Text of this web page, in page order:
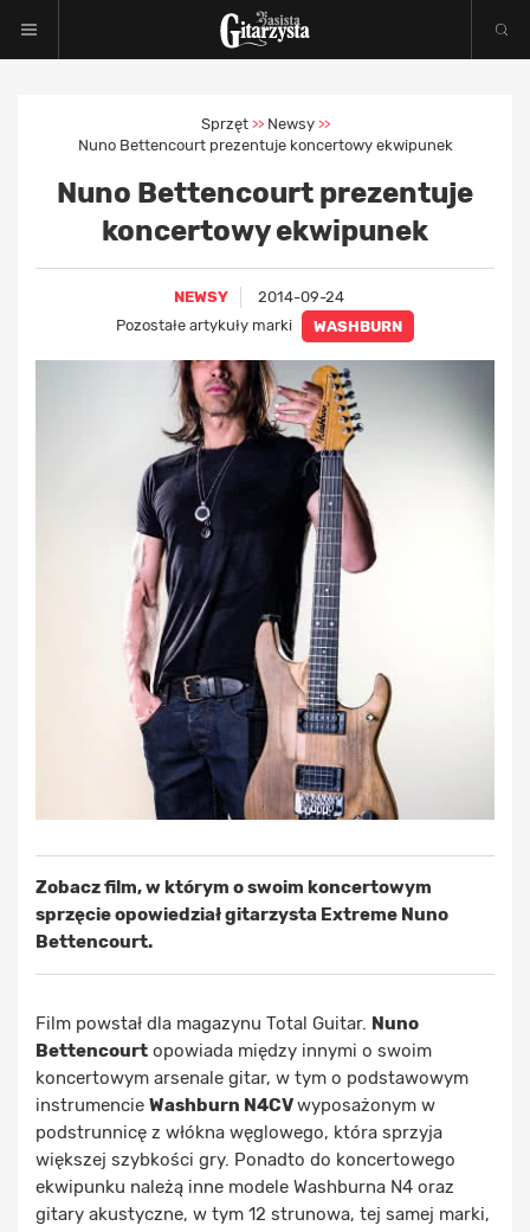
Sprzęt >> Newsy >>
Nuno Bettencourt prezentuje koncertowy ekwipunek
Nuno Bettencourt prezentuje
koncertowy ekwipunek
NEWSY
2014-09-24
Pozostałe artykuły marki
WASHBURN
Zobacz film, w którym o swoim koncertowym
sprzęcie opowiedział gitarzysta Extreme Nuno
Bettencourt.
Film powstał dla magazynu Total Guitar. Nuno
Bettencourt opowiada między innymi o swoim
koncertowym arsenale gitar, w tym o podstawowym
instrumencie Washburn N4CVwyposażonym w
podstrunnicę z włókna węglowego, która sprzyja
większej szybkości gry. Ponadto do koncertowego
ekwipunku należą inne modele Washburna N4 oraz
gitary akustyczne, w tym 12 strunowa, tej samej marki,